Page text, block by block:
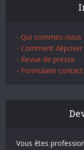
- Qui sommes-nous
- Comment
- Revue de presse
- Formulaire contact
Vous êtes